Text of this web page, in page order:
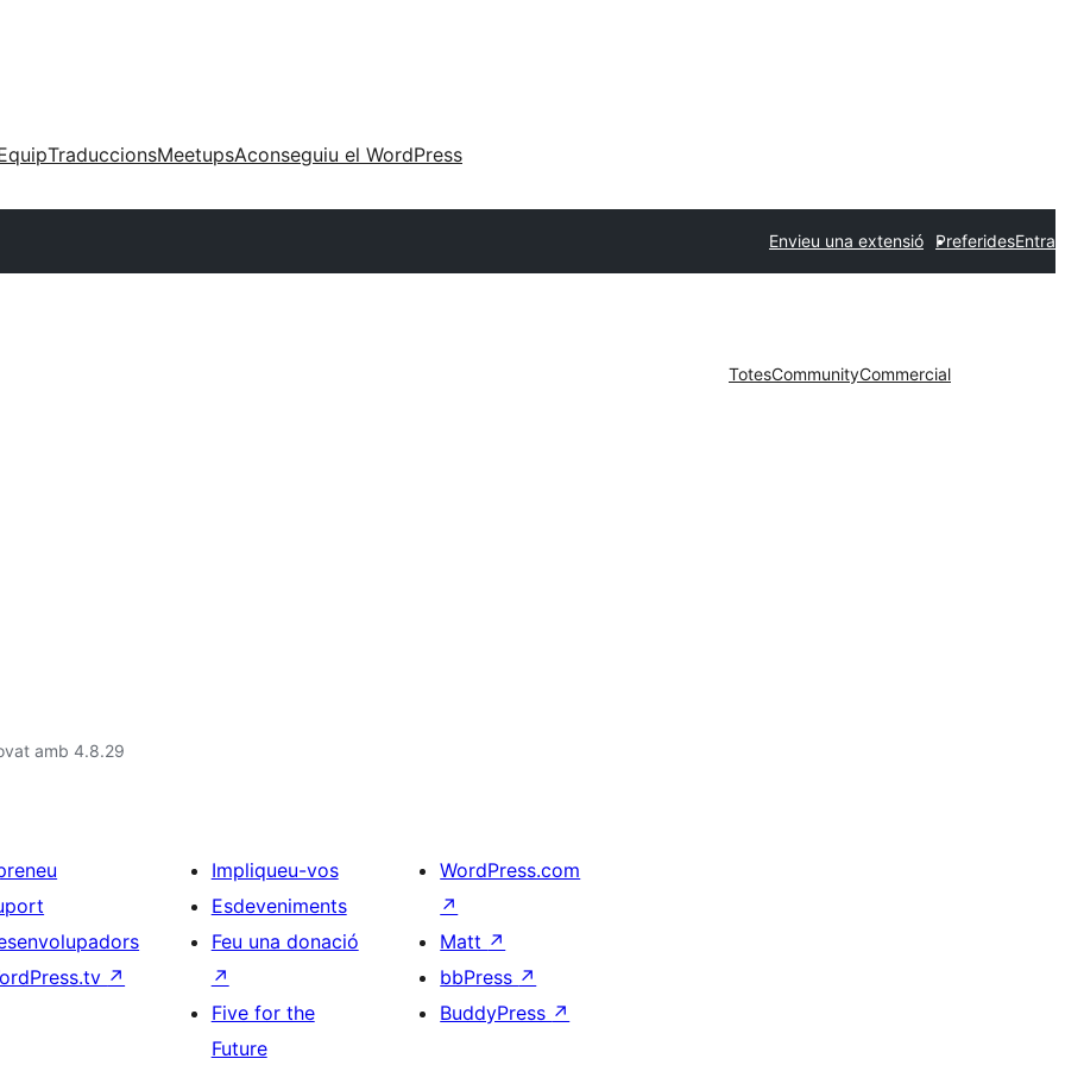
TraduccionsMeetupsAconseguiu el WordPress
Envieu una extensió PreferidesEntra
TotesCommunityCommercial
amb 4.8.29
↗
Impliqueu-vos
Esdeveniments
Feu una donació
↗
Five for the
Future
WordPress.com
↗
Matt ↗
bbPress ↗
BuddyPress ↗